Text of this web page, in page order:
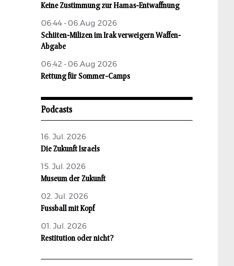
Keine Zustimmung zur Hamas-Entwaffnung
06:44 - 06.Aug 2026
Schiiten-Milizen im Irak verweigern Waffen-
Abgabe
06:42 - 06.Aug 2026
Rettung für Sommer-Camps
Podcasts
16. Jul. 2026
Die Zukunft Israels
15. Jul. 2026
Museum der Zukunft
02. Jul. 2026
Fussball mit Kopf
01. Jul. 2026
Restitution oder nicht?